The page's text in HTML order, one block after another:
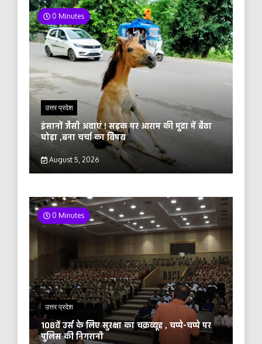
0 Minutes
उत्तर प्रदेश
इंसानों जैसी अदाएं ! सड़क पर आराम की मुद्रा में बैठा
घोड़ा ,बना चर्चा का विषय
August 5, 2026
0 Minutes
उत्तर प्रदेश
108वें उर्स के लिए सुरक्षा का चक्रव्यूह , चप्पे-चप्पे पर
पुलिस की निगरानी